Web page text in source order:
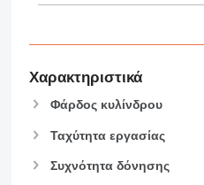
Χαρακτηριστικά
Φάρδος κυλίνδρου
Ταχύτητα εργασίας
Συχνότητα δόνησης